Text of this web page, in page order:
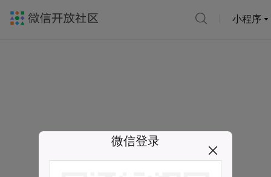
小程序
微信登录